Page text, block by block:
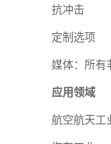
抗冲击
定制选项
媒体：所有
应用领域
航空航天工